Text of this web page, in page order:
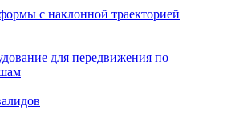
с наклонной траекторией
для передвижения по